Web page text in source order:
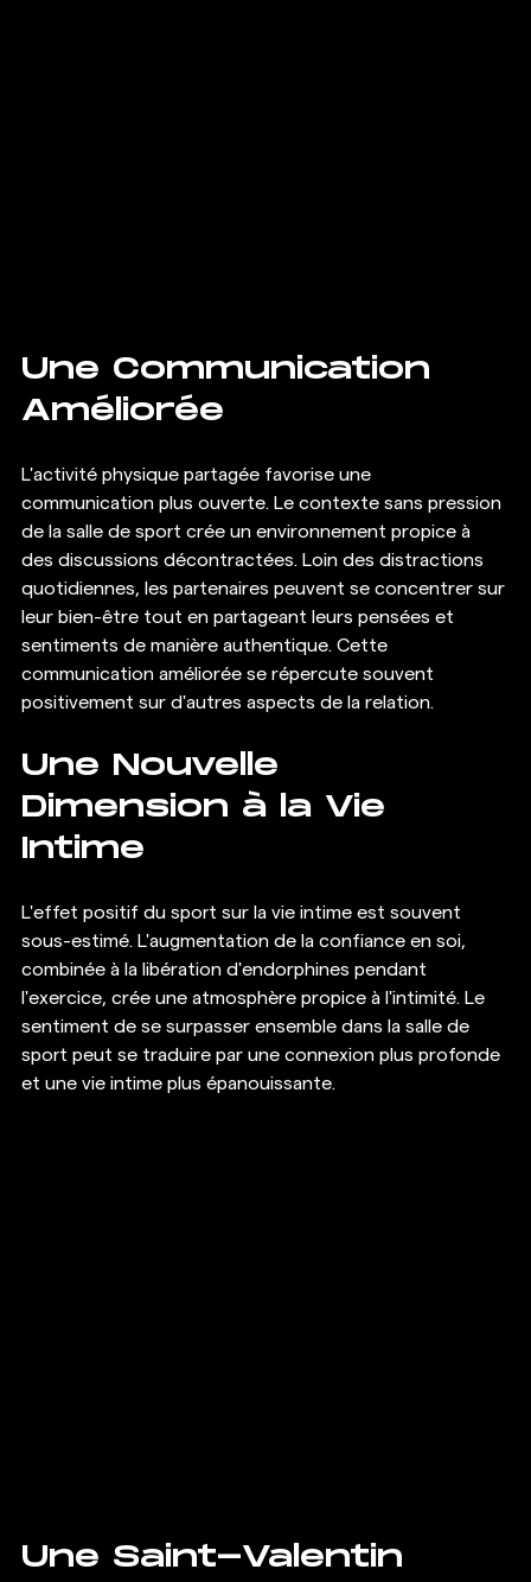
Une Communication
Améliorée
L'activité physique partagée favorise une
communication plus ouverte. Le contexte sans pression
de la salle de sport crée un environnement propice à
des discussions décontractées. Loin des distractions
quotidiennes, les partenaires peuvent se concentrer sur
leur bien-être tout en partageant leurs pensées et
sentiments de manière authentique. Cette
communication améliorée se répercute souvent
positivement sur d'autres aspects de la relation.
Une Nouvelle
Dimension à la Vie
Intime
L'effet positif du sport sur la vie intime est souvent
sous-estimé. L'augmentation de la confiance en soi,
combinée à la libération d'endorphines pendant
l'exercice, crée une atmosphère propice à l'intimité. Le
sentiment de se surpasser ensemble dans la salle de
sport peut se traduire par une connexion plus profonde
et une vie intime plus épanouissante.
Une Saint-Valentin